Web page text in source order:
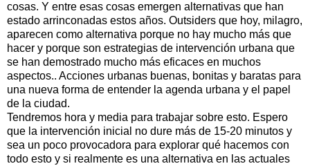
cosas. Y entre esas cosas emergen alternativas que han
estado arrinconadas estos años. Outsiders que hoy, milagro,
aparecen como alternativa porque no hay mucho más que
hacer y porque son estrategias de intervención urbana que
se han demostrado mucho más eficaces en muchos
aspectos.. Acciones urbanas buenas, bonitas y baratas para
una nueva forma de entender la agenda urbana y el papel
de la ciudad.
Tendremos hora y media para trabajar sobre esto. Espero
que la intervención inicial no dure más de 15-20 minutos y
sea un poco provocadora para explorar qué hacemos con
todo esto y si realmente es una alternativa en las actuales